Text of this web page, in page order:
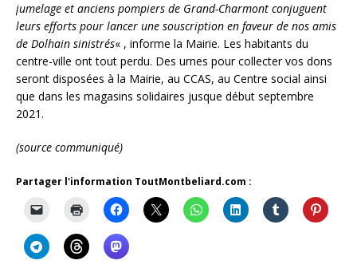
jumelage et anciens pompiers de Grand-Charmont conjuguent
leurs efforts pour lancer une souscription en faveur de nos amis
de Dolhain sinistrés« , informe la Mairie. Les habitants du
centre-ville ont tout perdu. Des urnes pour collecter vos dons
seront disposées à la Mairie, au CCAS, au Centre social ainsi
que dans les magasins solidaires jusque début septembre
2021.
(source communiqué)
Partager l'information ToutMontbeliard.com :